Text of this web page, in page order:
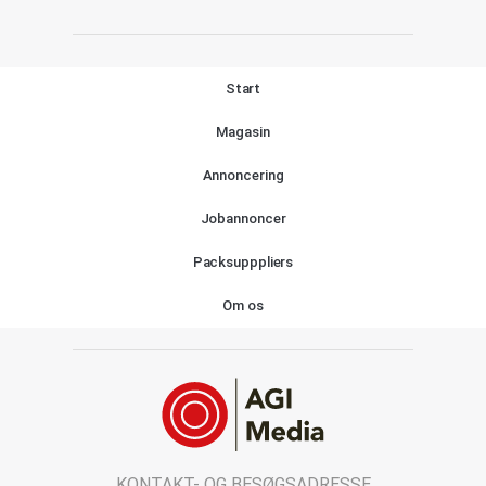
Start
Magasin
Annoncering
Jobannoncer
Packsupppliers
Om os